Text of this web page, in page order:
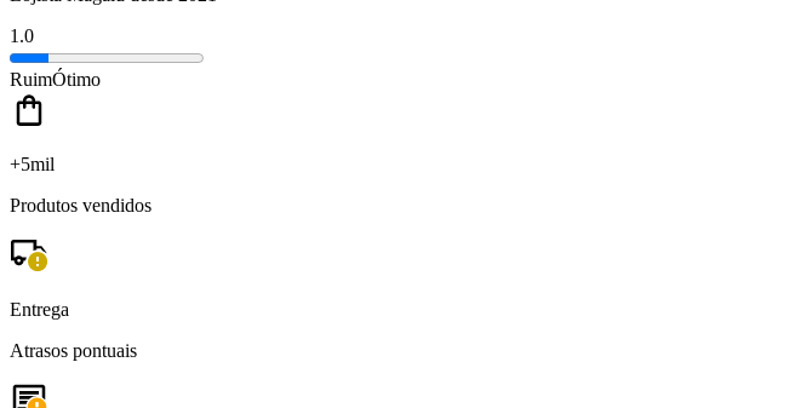
1.0
RuimÓtimo
+5mil
Produtos vendidos
Entrega
Atrasos pontuais